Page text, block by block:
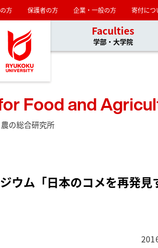
方 保護者の方 企業・一般の方 寄付につ
Faculties
学部・大学院
Food and
の総合研究所
ウム「日本のコメを再発見